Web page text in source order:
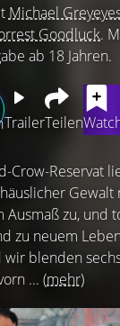
Michael
Goodluck.
ab 18 Jahren.
TrailerTeilen
Crow-Reservat
Gewalt
zu, und
zu neuem
blenden
... (mehr)